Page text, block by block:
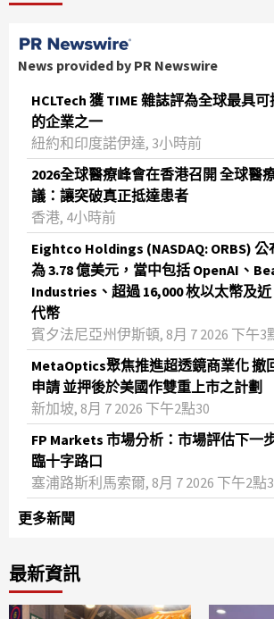
News provided by PR Newswire
HCLTech 獲 TIME 雜誌評為全球最具
的企業之一
紐約和印度諾伊達, 3小時前
2026全球醫療峰會在香港召開 全球醫
議：讓突破真正抵達患者
香港, 4小時前
Eightco Holdings (NASDAQ: ORBS)
為 3.78 億美元，當中包括 OpenAI、
Industries、超過 16,000 枚以太幣及近
代幣
賓夕法尼亞州伊斯頓, 8月 7 2026 下午3
MetaOptics聚焦推進超透鏡商業化 撤
申請 並押後於美國作雙重上市之計劃
新加坡, 8月 7 2026 下午2點30
FP Markets 市場分析：市場評估下一
臨十字路口
塞浦路斯利馬索爾, 8月 7 2026 下午2點
更多新聞
最新資訊